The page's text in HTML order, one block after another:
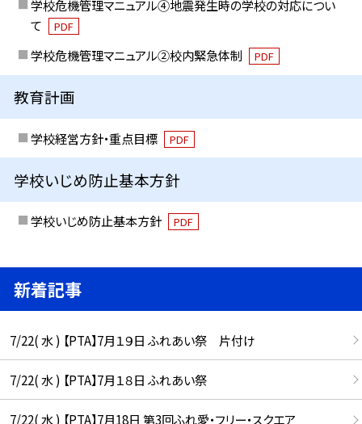
学校危機管理マニュアル④地震発生時の学校の対応につい
て
PDF
学校危機管理マニュアル②校内緊急体制 PDF
教育計画
学校経営方針・重点目標 PDF
学校いじめ防止基本方針
学校いじめ防止基本方針 PDF
新着記事
7/22( 水 ) 【PTA】7月１９日 ふれあい祭 片付け
7/22( 水 ) 【PTA】7月１８日 ふれあい祭
7/22( 水 ) 【PTA】7月18日 第3回ふれ愛・フリー・スクエア